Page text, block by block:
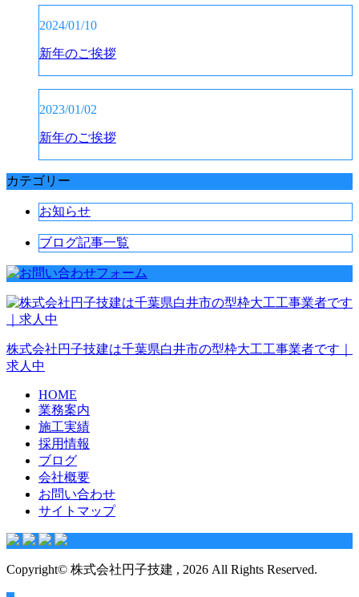
2024/01/10
新年のご挨拶
2023/01/02
新年のご挨拶
カテゴリー
お知らせ
ブログ記事一覧
株式会社円子技建は千葉県白井市の型枠大工工事業者です｜
求人中
HOME
業務案内
施工実績
採用情報
ブログ
会社概要
お問い合わせ
サイトマップ
Copyright© 株式会社円子技建 , 2026 All Rights Reserved.